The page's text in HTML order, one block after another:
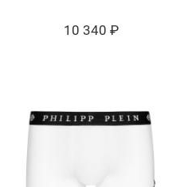
10 340 ₽